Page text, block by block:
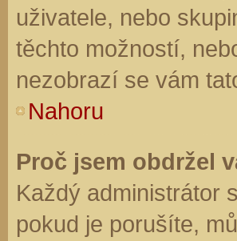
uživatele, nebo
těchto možností,
nezobrazí se vám
Nahoru
Proč jsem obdržel
Každý administrátor
pokud je porušíte,